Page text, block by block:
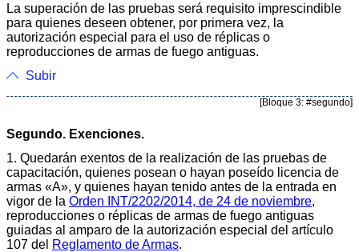
La superación de las pruebas será requisito imprescindible
para quienes deseen obtener, por primera vez, la
autorización especial para el uso de réplicas o
reproducciones de armas de fuego antiguas.
Subir
[Bloque 3: #segundo]
Segundo. Exenciones.
1. Quedarán exentos de la realización de las pruebas de
capacitación, quienes posean o hayan poseído licencia de
armas «A», y quienes hayan tenido antes de la entrada en
vigor de la Orden INT/2202/2014, de 24 de noviembre,
reproducciones o réplicas de armas de fuego antiguas
guiadas al amparo de la autorización especial del artículo
107 del Reglamento de Armas.